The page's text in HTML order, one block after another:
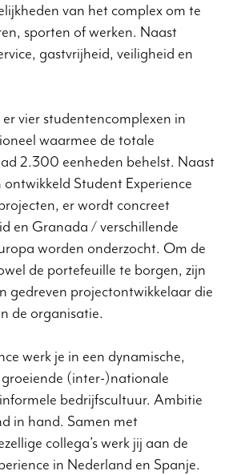
van het complex om te
sporten of werken. Naast
gastvrijheid, veiligheid en
vier studentencomplexen in
waarmee de totale
2.300 eenheden behelst. Naast
Student Experience
er wordt concreet
en Granada / verschillende
worden onderzocht. Om de
de portefeuille te borgen, zijn
gedreven projectontwikkelaar die
de organisatie.
werk je in een dynamische,
(inter-)nationale
bedrijfscultuur. Ambitie
in hand. Samen met
collega’s werk jij aan de
in Nederland en Spanje.